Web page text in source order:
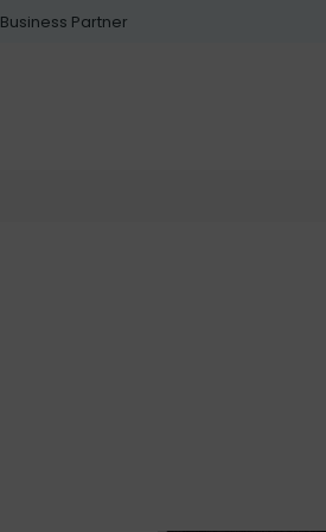
Business Partner